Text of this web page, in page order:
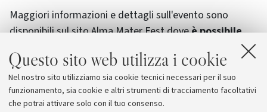
Questo sito web utilizza i cookie
Nel nostro sito utilizziamo sia cookie tecnici necessari per il suo
funzionamento, sia cookie e altri strumenti di tracciamento facoltativi
che potrai attivare solo con il tuo consenso.
Maggiori informazioni e dettagli sull'evento sono
disponibili sul sito Alma Mater Fest doveè possibile
L'evento è organizzato in collaborazione con diversi
enti, fondazioni e aziende del territorio emiliano-
romagnolo.